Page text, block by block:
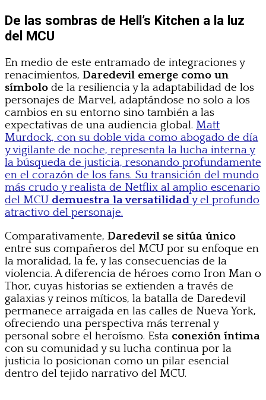
De las sombras de Hell’s Kitchen a la luz
del MCU
En medio de este entramado de integraciones y
renacimientos, Daredevil emerge como un
símbolo de la resiliencia y la adaptabilidad de los
personajes de Marvel, adaptándose no solo a los
cambios en su entorno sino también a las
expectativas de una audiencia global. Matt
Murdock, con su doble vida como abogado de día
y vigilante de noche, representa la lucha interna y
la búsqueda de justicia, resonando profundamente
en el corazón de los fans. Su transición del mundo
más crudo y realista de Netflix al amplio escenario
del MCU demuestra la versatilidady el profundo
atractivo del personaje.
Comparativamente, Daredevil se sitúa único
entre sus compañeros del MCU por su enfoque en
la moralidad, la fe, y las consecuencias de la
violencia. A diferencia de héroes como Iron Man o
Thor, cuyas historias se extienden a través de
galaxias y reinos míticos, la batalla de Daredevil
permanece arraigada en las calles de Nueva York,
ofreciendo una perspectiva más terrenal y
personal sobre el heroísmo. Esta conexión íntima
con su comunidad y su lucha continua por la
justicia lo posicionan como un pilar esencial
dentro del tejido narrativo del MCU.